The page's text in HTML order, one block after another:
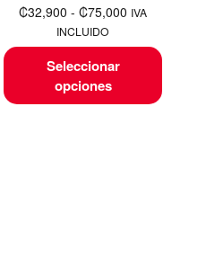
₡32,900 - ₡75,000 IVA
INCLUIDO
Seleccionar
opciones